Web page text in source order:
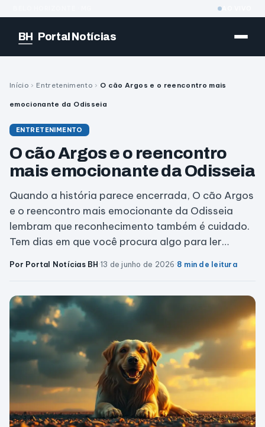
BH Portal Notícias
Início › Entretenimento › O cão Argos e o reencontro mais
emocionante da Odisseia
ENTRETENIMENTO
O cão Argos e o reencontro
mais emocionante da Odisseia
Quando a história parece encerrada, O cão Argos
e o reencontro mais emocionante da Odisseia
lembram que reconhecimento também é cuidado.
Tem dias em que você procura algo para ler…
Por Portal Notícias BH·13 de junho de 2026·8 min de leitura